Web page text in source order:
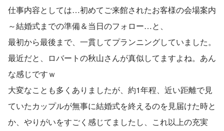
仕事内容としては…初めてご来館されたお客様の会場案内
～結婚式までの準備＆当日のフォロー…と、
最初から最後まで、一貫してプランニングしていました。
最近だと、ロバートの秋山さんが真似してますよね。あん
な感じですｗ
大変なことも多くありましたが、約1年程、近い距離で見
ていたカップルが無事に結婚式を終えるのを見届けた時と
か、やりがいをすごく感じてましたし、これ以上の充実